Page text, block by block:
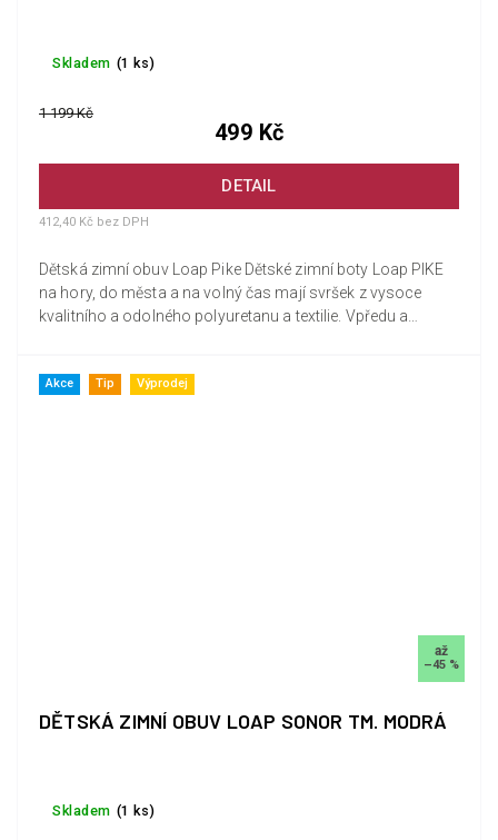
Skladem (1 ks)
DETAIL
412,40 Kč bez DPH
1 199 Kč
499 Kč
Dětská zimní obuv Loap Pike Dětské zimní boty Loap PIKE
na hory, do města a na volný čas mají svršek z vysoce
kvalitního a odolného polyuretanu a textilie. Vpředu a
Akce Tip Výprodej
až
–45 %
DĚTSKÁ ZIMNÍ OBUV LOAP SONOR TM. MODRÁ
Skladem (1 ks)